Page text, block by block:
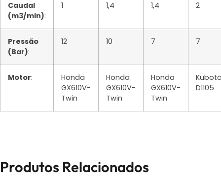
Caudal
(m3/min):
1 1,4 1,4 2
Pressão
(Bar):
12 10 7 7
Motor:
Honda
GX610V-
Twin
Honda
GX610V-
Twin
Honda
GX610V-
Twin
D1105
Produtos Relacionados